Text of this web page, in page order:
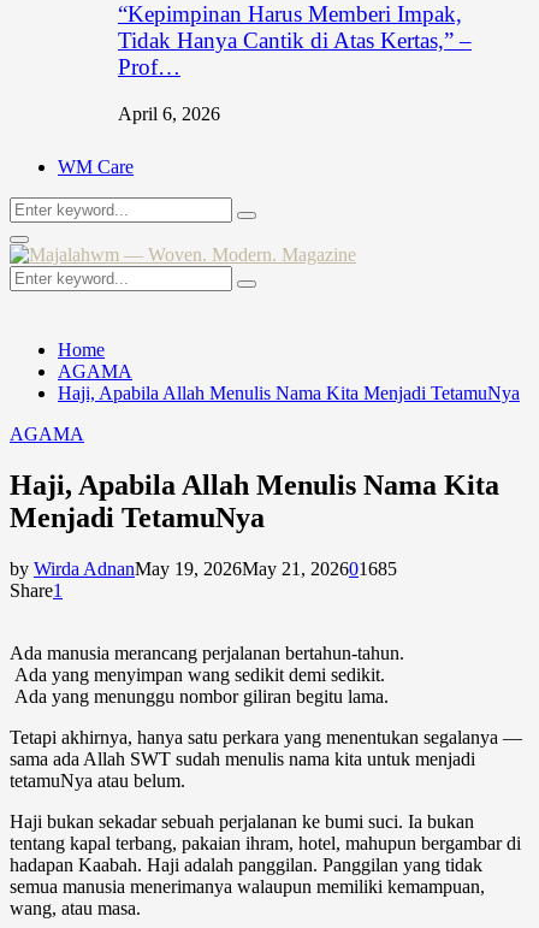
“Kepimpinan Harus Memberi Impak,
Tidak Hanya Cantik di Atas Kertas,” –
Prof…
April 6, 2026
WM Care
Search
for:
Search
Primary
Menu
Search
for:
Search
Home
AGAMA
Haji, Apabila Allah Menulis Nama Kita Menjadi TetamuNya
AGAMA
Haji, Apabila Allah Menulis Nama Kita
Menjadi TetamuNya
by Wirda AdnanMay 19, 2026May 21, 202601685
Share1
Ada manusia merancang perjalanan bertahun-tahun.
Ada yang menyimpan wang sedikit demi sedikit.
Ada yang menunggu nombor giliran begitu lama.
Tetapi akhirnya, hanya satu perkara yang menentukan segalanya —
sama ada Allah SWT sudah menulis nama kita untuk menjadi
tetamuNya atau belum.
Haji bukan sekadar sebuah perjalanan ke bumi suci. Ia bukan
tentang kapal terbang, pakaian ihram, hotel, mahupun bergambar di
hadapan Kaabah. Haji adalah panggilan. Panggilan yang tidak
semua manusia menerimanya walaupun memiliki kemampuan,
wang, atau masa.